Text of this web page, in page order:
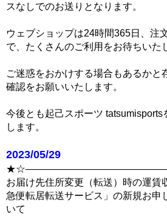
スなしでのお送りとなります。
ウェブショップは24時間365日、注
で、たくさんのご利用をお待ちいた
ご迷惑をおかけする場合もあるかと
確認をお願いいたします。
今後とも起己スポーツ tatsumisports
します。
2023/05/29
お届け先住所変更（転送）時の運賃
急便転居転送サービス」の新規お申
いて